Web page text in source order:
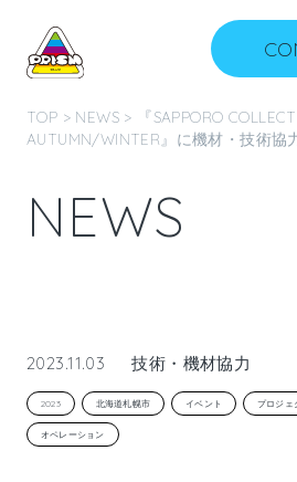
TOP > NEWS > 『SAPPORO
AUTUMN/WINTER』に機材・技術協
NEWS
2023.11.03 技術・機材協力
2023 北海道札幌市 イベント プロジェ
オペレーション